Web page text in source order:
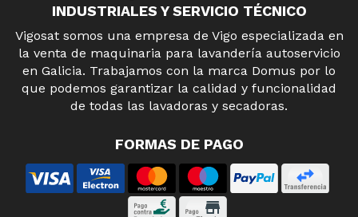
INDUSTRIALES Y SERVICIO TÉCNICO
Vigosat somos una empresa de Vigo especializada en
la venta de maquinaria para lavandería autoservicio
en Galicia. Trabajamos con la marca Domus por lo
que podemos garantizar la calidad y funcionalidad
de todas las lavadoras y secadoras.
FORMAS DE PAGO